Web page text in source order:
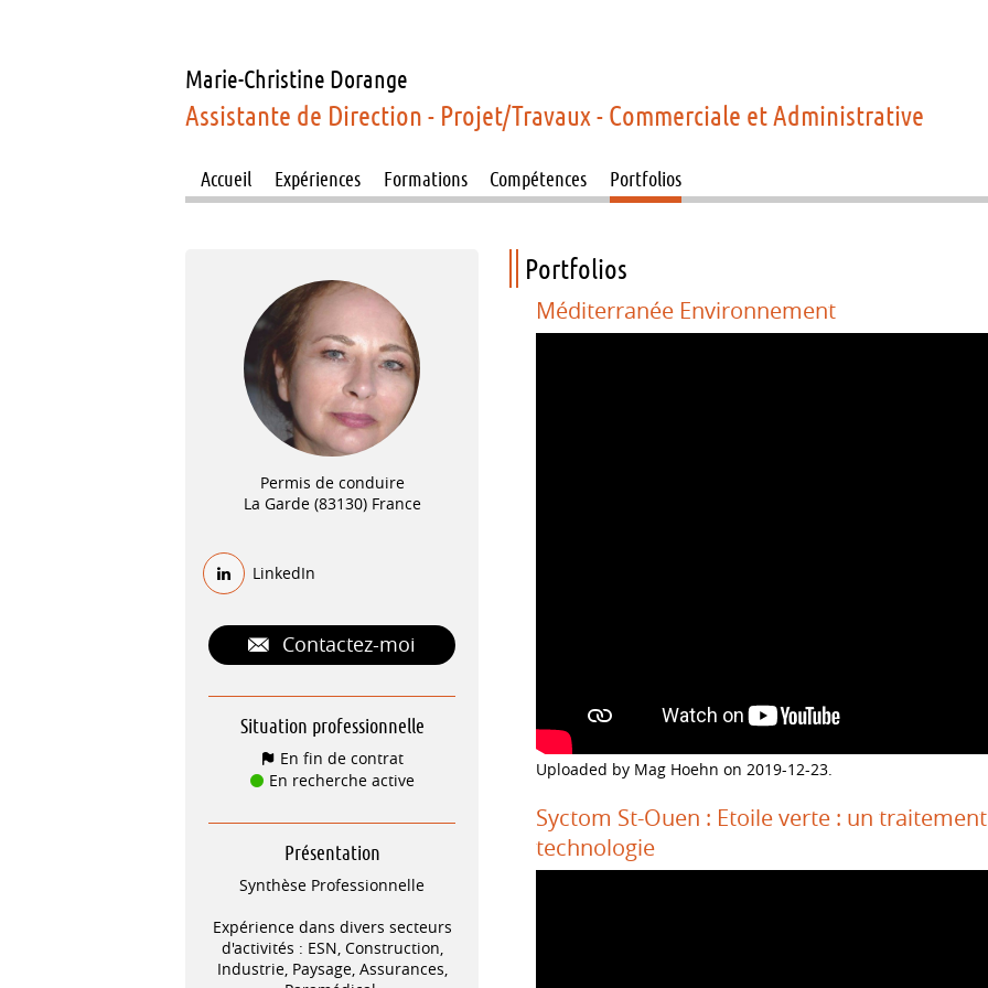
Marie-Christine Dorange
Assistante de Direction - Projet/Travaux - Commerciale et Administrative
Accueil Expériences Formations Compétences Portfolios
Permis de conduire
La Garde (83130) France
LinkedIn
Contactez-moi
Situation professionnelle
En fin de contrat
En recherche active
Présentation
Synthèse Professionnelle
Expérience dans divers secteurs
d'activités : ESN, Construction,
Industrie, Paysage, Assurances,
Portfolios
Méditerranée Environnement
Uploaded by Mag Hoehn on 2019-12-23.
Syctom St-Ouen : Etoile verte : un
technologie